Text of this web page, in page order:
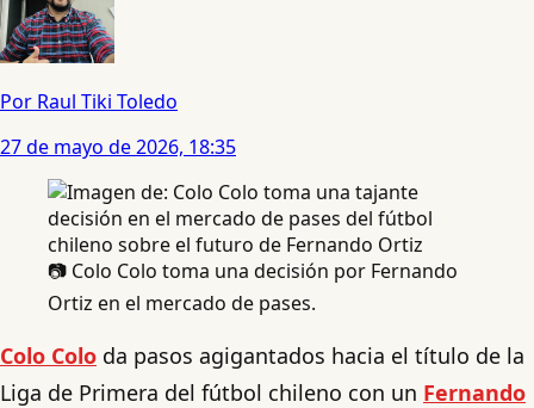
Por Raul Tiki Toledo
27 de mayo de 2026, 18:35
📷 Colo Colo toma una decisión por Fernando
Ortiz en el mercado de pases.
Colo Colo da pasos agigantados hacia el título de la
Liga de Primera del fútbol chileno con un Fernando